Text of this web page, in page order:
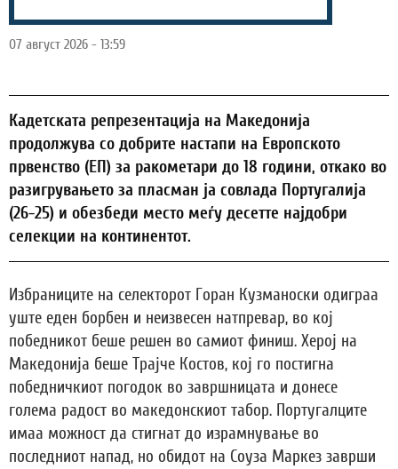
07 август 2026 - 13:59
Кадетската репрезентација на Македонија
продолжува со добрите настапи на Европското
првенство (ЕП) за ракометари до 18 години, откако во
разигрувањето за пласман ја совлада Португалија
(26-25) и обезбеди место меѓу десетте најдобри
селекции на континентот.
Избраниците на селекторот Горан Кузманоски одиграа
уште еден борбен и неизвесен натпревар, во кој
победникот беше решен во самиот финиш. Херој на
Македонија беше Трајче Костов, кој го постигна
победничкиот погодок во завршницата и донесе
голема радост во македонскиот табор. Португалците
имаа можност да стигнат до израмнување во
последниот напад, но обидот на Соуза Маркез заврши